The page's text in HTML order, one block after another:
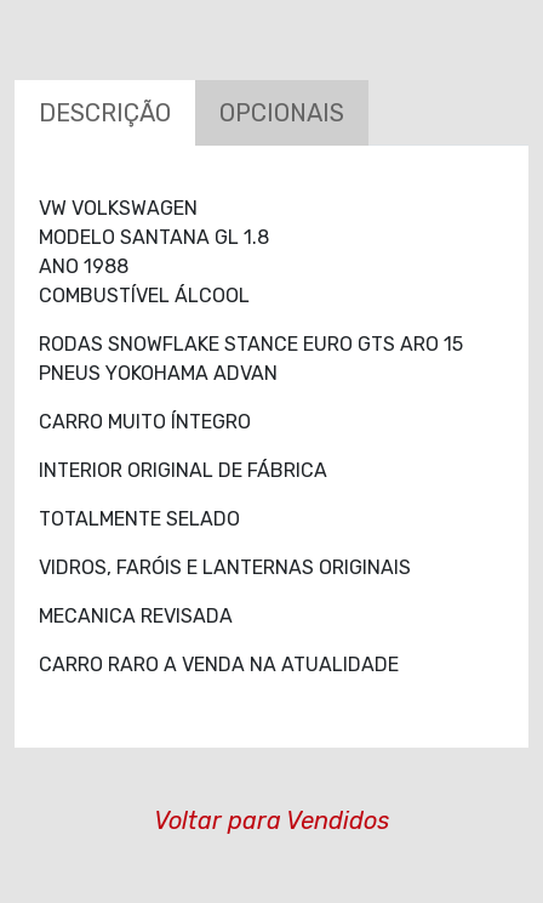
DESCRIÇÃO OPCIONAIS
VW VOLKSWAGEN
MODELO SANTANA GL 1.8
ANO 1988
COMBUSTÍVEL ÁLCOOL
RODAS SNOWFLAKE STANCE EURO GTS ARO 15
PNEUS YOKOHAMA ADVAN
CARRO MUITO ÍNTEGRO
INTERIOR ORIGINAL DE FÁBRICA
TOTALMENTE SELADO
VIDROS, FARÓIS E LANTERNAS ORIGINAIS
MECANICA REVISADA
CARRO RARO A VENDA NA ATUALIDADE
Voltar para Vendidos